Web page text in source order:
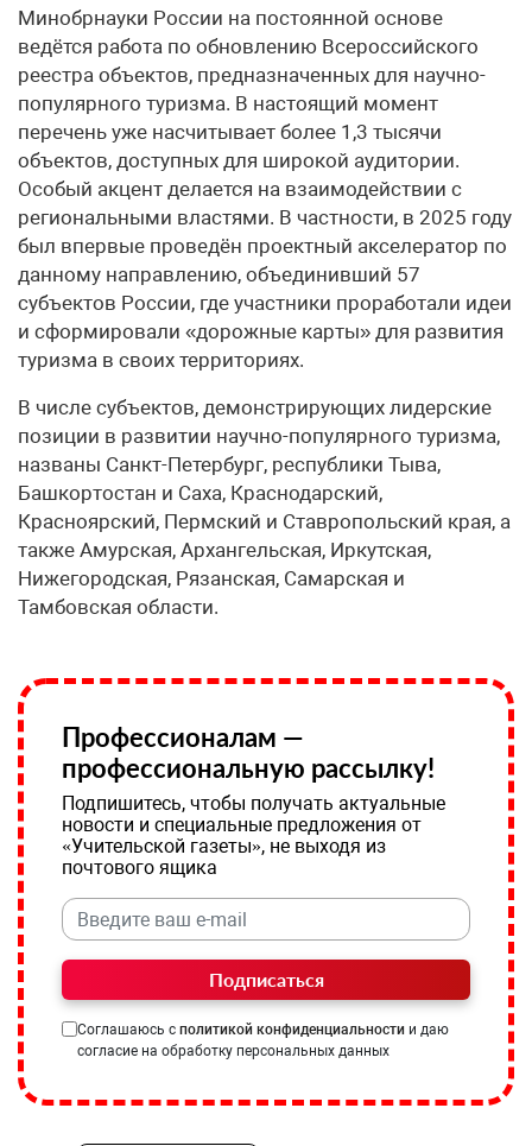
Минобрнауки России на постоянной основе
ведётся работа по обновлению Всероссийского
реестра объектов, предназначенных для научно-
популярного туризма. В настоящий момент
перечень уже насчитывает более 1,3 тысячи
объектов, доступных для широкой аудитории.
Особый акцент делается на взаимодействии с
региональными властями. В частности, в 2025 году
был впервые проведён проектный акселератор по
данному направлению, объединивший 57
субъектов России, где участники проработали идеи
и сформировали «дорожные карты» для развития
туризма в своих территориях.
В числе субъектов, демонстрирующих лидерские
позиции в развитии научно-популярного туризма,
названы Санкт-Петербург, республики Тыва,
Башкортостан и Саха, Краснодарский,
Красноярский, Пермский и Ставропольский края, а
также Амурская, Архангельская, Иркутская,
Нижегородская, Рязанская, Самарская и
Тамбовская области.
Профессионалам —
профессиональную рассылку!
Подпишитесь, чтобы получать актуальные
новости и специальные предложения от
«Учительской газеты», не выходя из
почтового ящика
Подписаться
Соглашаюсь с политикой конфиденциальности и даю
согласие на обработку персональных данных